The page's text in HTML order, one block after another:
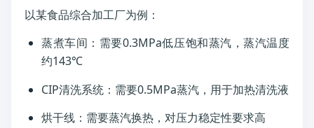
以某食品综合加工厂为例：
蒸煮车间：需要0.3MPa低压饱和蒸汽，蒸汽温度
约143℃
CIP清洗系统：需要0.5MPa蒸汽，用于加热清洗液
烘干线：需要蒸汽换热，对压力稳定性要求高